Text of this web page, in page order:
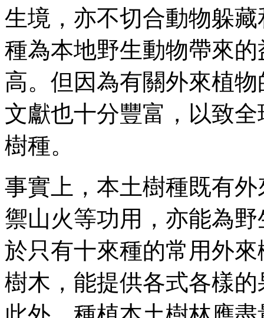
生境，亦不切合動物躲
種為本地野生動物帶來
高。但因為有關外來植
文獻也十分豐富，以致
樹種。
事實上，本土樹種既有
禦山火等功用，亦能為
於只有十來種的常用外
樹木，能提供各式各樣